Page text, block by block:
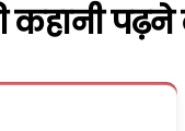
पढ़ने